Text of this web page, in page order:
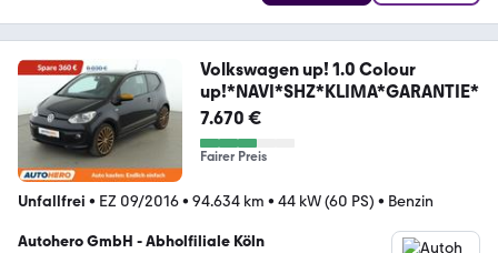
Volkswagen up! 1.0 Colour
up!*NAVI*SHZ*KLIMA*GARANTIE*
7.670 €
Fairer Preis
Unfallfrei • EZ 09/2016• 94.634 km • 44 kW (60 PS) • Benzin
Autohero GmbH - Abholfiliale Köln